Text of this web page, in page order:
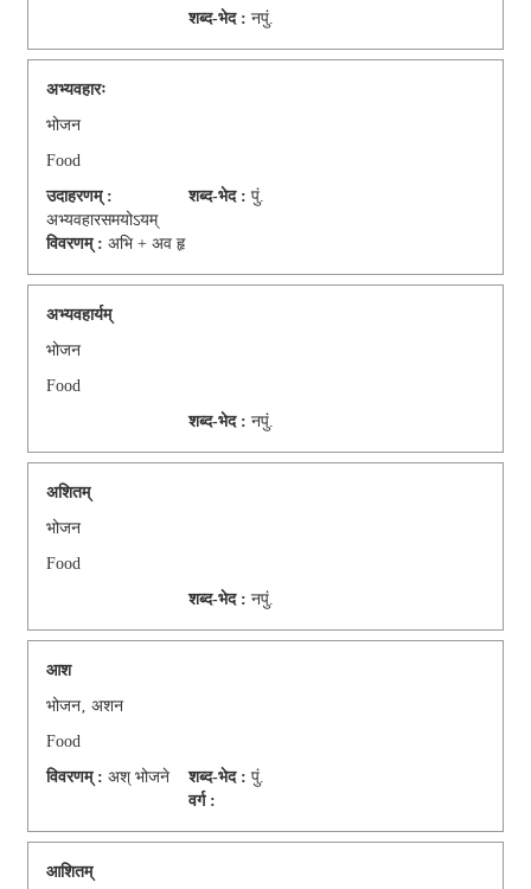
शब्द-भेद : नपुं.
अभ्यवहारः
भोजन
Food
उदाहरणम् :
अभ्यवहारसमयोऽयम्
विवरणम् : अभि + अव हृ
शब्द-भेद : पुं.
अभ्यवहार्यम्
भोजन
Food
शब्द-भेद : नपुं.
अशितम्
भोजन
Food
शब्द-भेद : नपुं.
आश
भोजन‚ अशन
Food
विवरणम् : अश् भोजने शब्द-भेद : पुं.
वर्ग :
आशितम्